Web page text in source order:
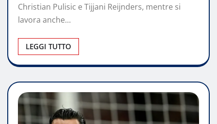
Christian Pulisic e Tijjani Reijnders, mentre si
lavora anche…
LEGGI TUTTO